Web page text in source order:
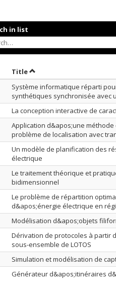
in list
Sort by date in descending order
TitleSort by title in
Système informatique réparti
synthétiques synchronisée avec
La conception interactive de
Application d&apos;une
problème de localisation avec
Un modèle de planification des
électrique
Le traitement théorique et
bidimensionnel
Le problème de répartition
d&apos;énergie électrique en
Modélisation d&apos;objets
Dérivation de protocoles à partir
sous-ensemble de LOTOS
Simulation et modélisation de
Générateur d&apos;itinéraires